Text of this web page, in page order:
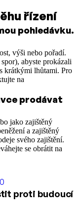
řízení
pohledávku.
výši nebo pořadí.
abyste prokázali
krátkými lhůtami. Pro
na
prodávat
jako zajištěný
a zajištěný
svého zajištění.
se obrátit na
proti budoucí